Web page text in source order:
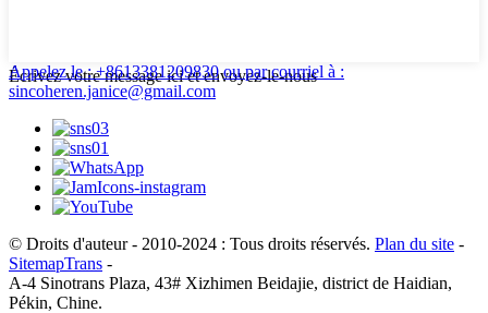
Écrivez votre message ici et envoyez-le-nous
Appelez le : +8613381209830 ou par courriel à :
sincoheren.janice@gmail.com
© Droits d'auteur - 2010-2024 : Tous droits réservés. Plan du site -
SitemapTrans -
A-4 Sinotrans Plaza, 43# Xizhimen Beidajie, district de Haidian,
Pékin, Chine.